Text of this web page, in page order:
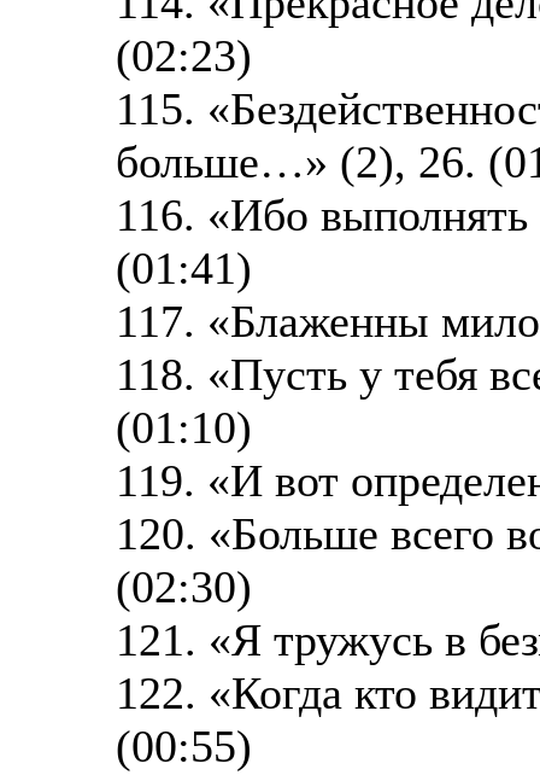
(02:23)
115.
больше…» (2), 26.
116. «Ибо
(01:41)
117. «Блаженны
118. «Пусть у тебя
(01:10)
119. «И вот
120. «Больше всего
(02:30)
121. «Я тружусь в
122. «Когда кто
(00:55)